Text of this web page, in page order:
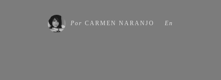
Por CARMEN NARANJO En